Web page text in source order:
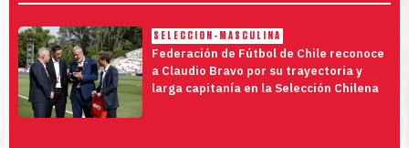
SELECCION-MASCULINA
Federación de Fútbol de Chile reconoce
a Claudio Bravo por su trayectoria y
larga capitanía en la Selección Chilena